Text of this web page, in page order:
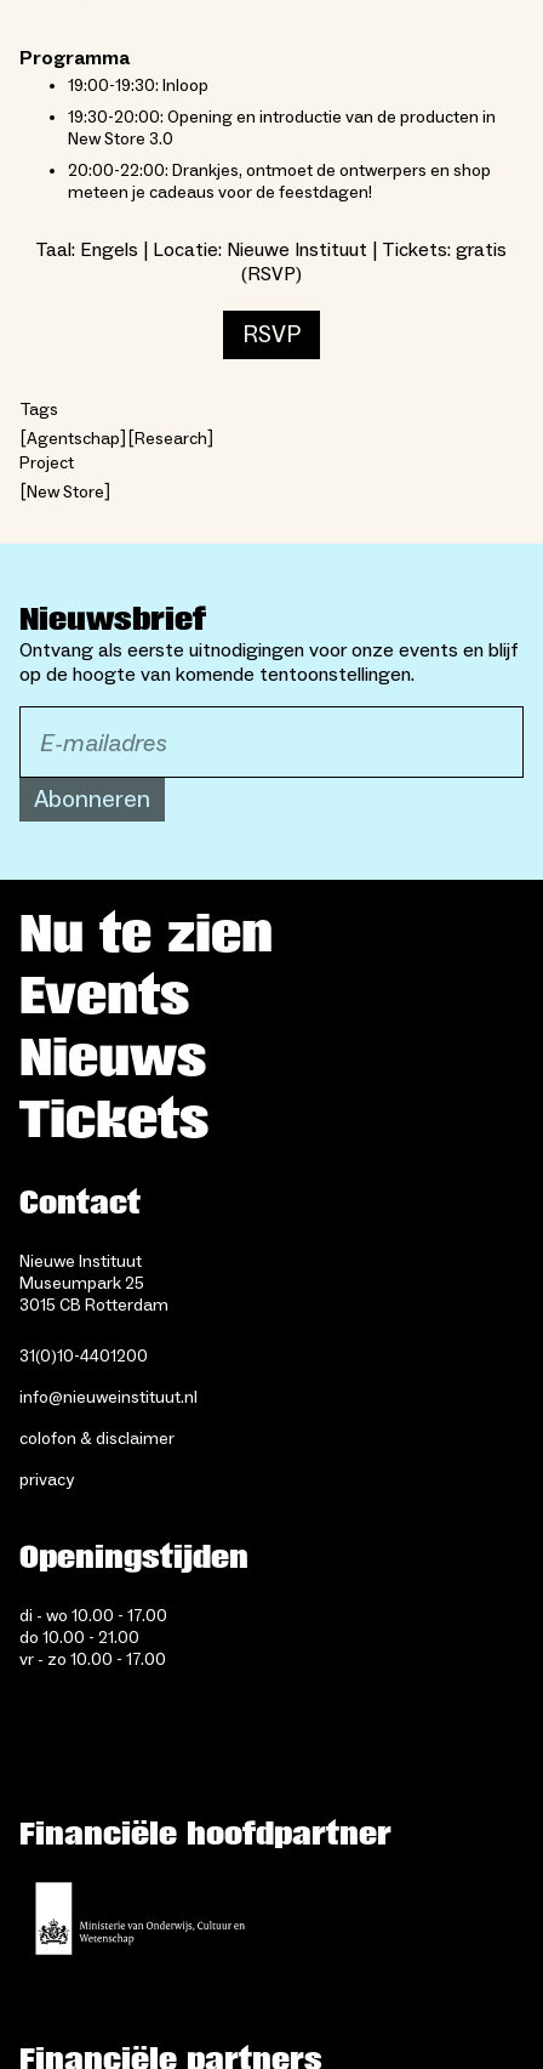
Programma
19:00-19:30: Inloop
19:30-20:00: Opening en introductie van de producten in
New Store 3.0
20:00-22:00: Drankjes, ontmoet de ontwerpers en shop
meteen je cadeaus voor de feestdagen!
Taal: Engels | Locatie: Nieuwe Instituut | Tickets: gratis
(RSVP)
RSVP
Tags
Agentschap
Research
Project
New Store
Nieuwsbrief
Ontvang als eerste uitnodigingen voor onze events en blijf
op de hoogte van komende tentoonstellingen.
Abonneren
Nu te zien
Events
Nieuws
Tickets
Contact
Nieuwe Instituut
Museumpark 25
3015 CB Rotterdam
31(0)10-4401200
info@nieuweinstituut.nl
colofon & disclaimer
privacy
Openingstijden
di - wo 10.00 - 17.00
do 10.00 - 21.00
vr - zo 10.00 - 17.00
Financiële hoofdpartner
Financiële partners